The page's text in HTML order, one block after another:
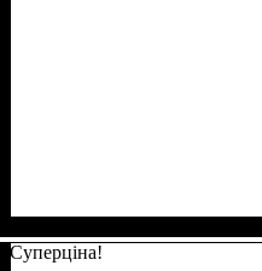
Суперціна!